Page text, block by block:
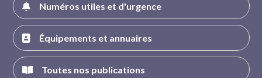
Numéros utiles et d'urgence
Équipements et annuaires
Toutes nos publications